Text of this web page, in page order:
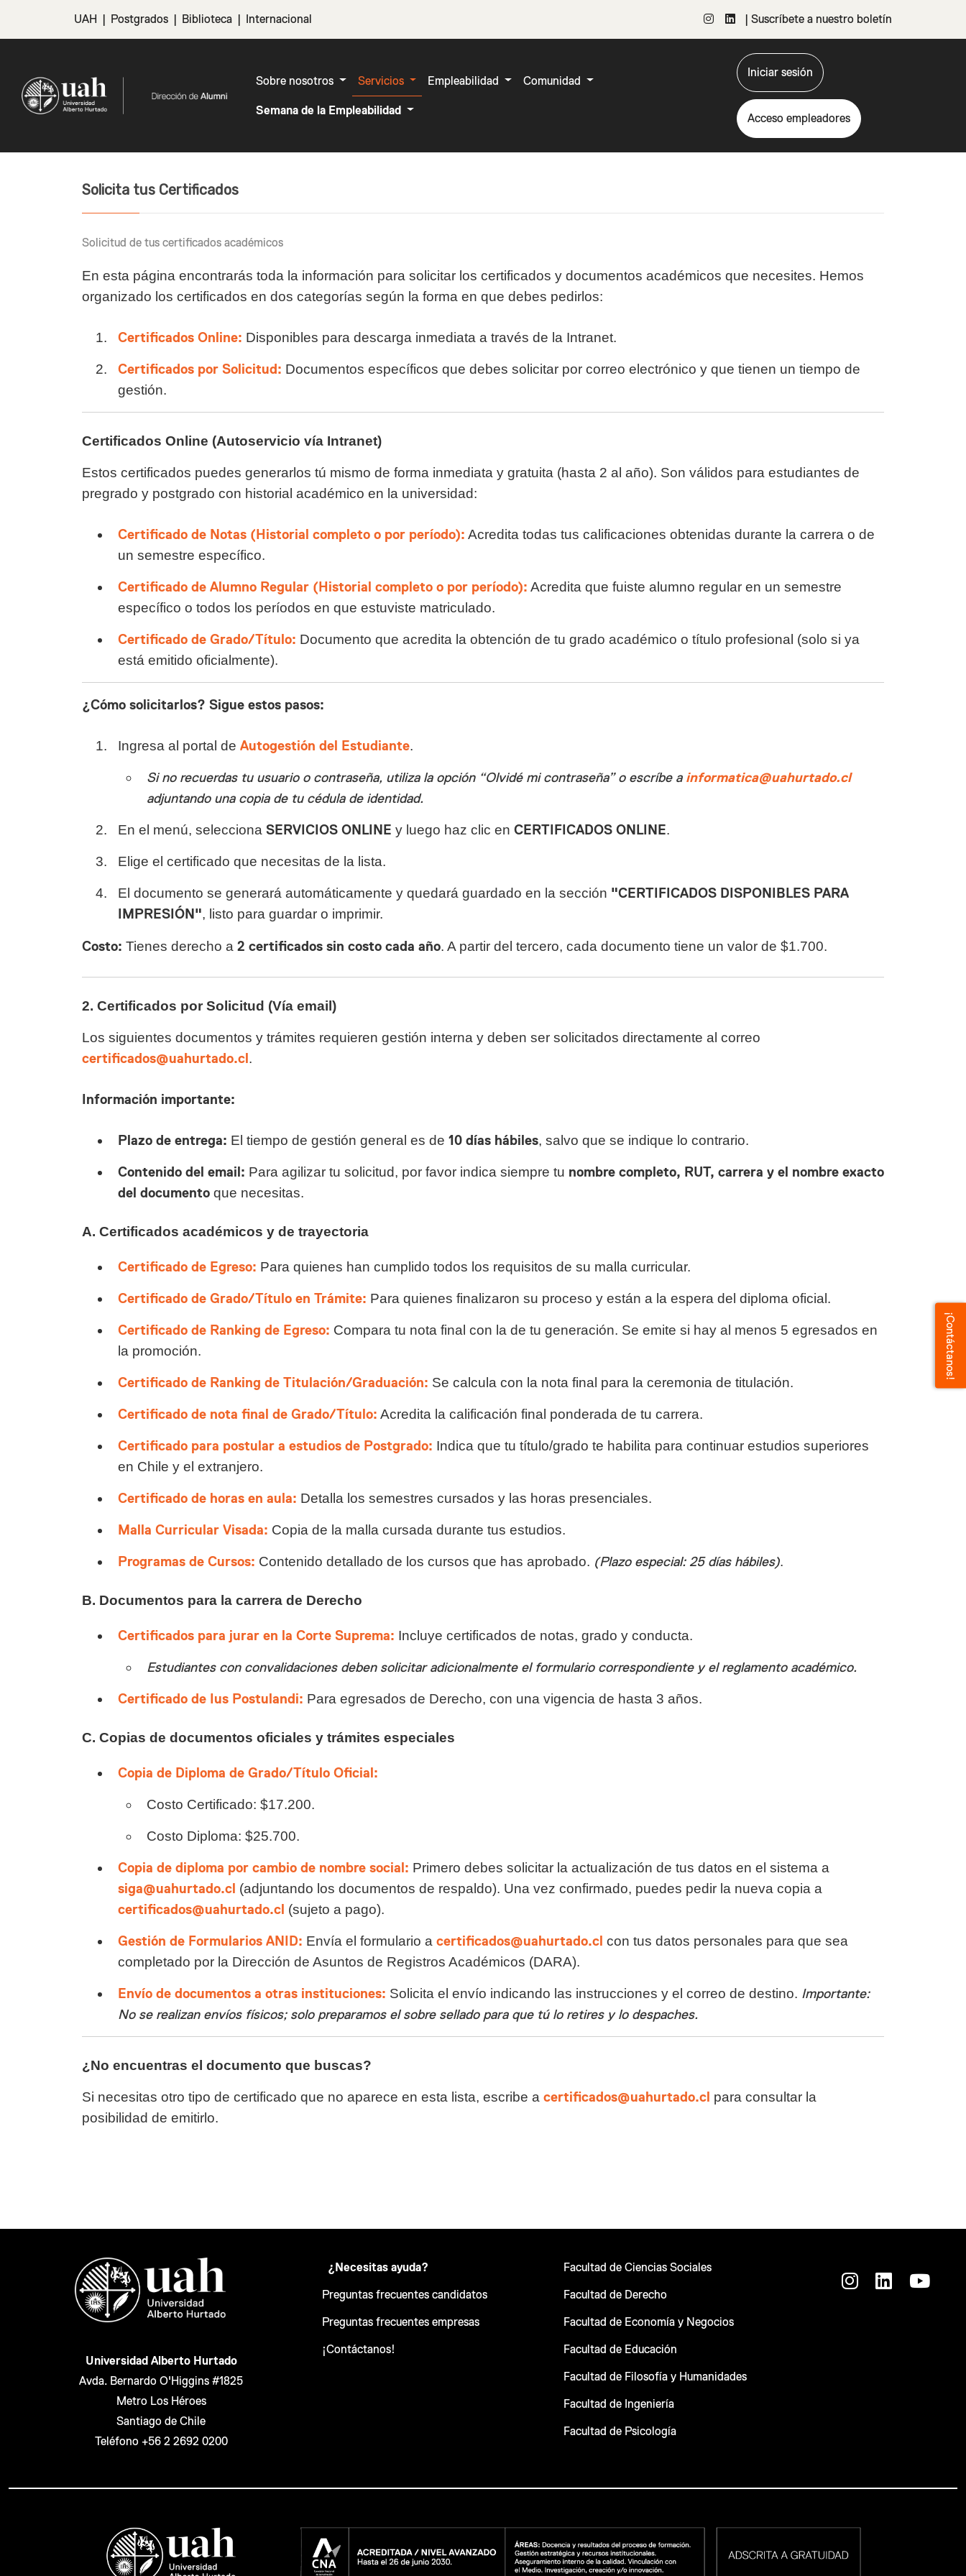
UAH Postgrados Biblioteca Internacional | Suscríbete a nuestro boletín
Sobre nosotros Servicios Empleabilidad Comunidad
Semana de la Empleabilidad
Iniciar sesión
Acceso empleadores
Solicita tus Certificados
Solicitud de tus certificados académicos
En esta página encontrarás toda la información para solicitar los certificados y documentos académicos que necesites. Hemos
organizado los certificados en dos categorías según la forma en que debes pedirlos:
Certificados Online: Disponibles para descarga inmediata a través de la Intranet.
Certificados por Solicitud: Documentos específicos que debes solicitar por correo electrónico y que tienen un tiempo de
gestión.
Certificados Online (Autoservicio vía Intranet)
Estos certificados puedes generarlos tú mismo de forma inmediata y gratuita (hasta 2 al año). Son válidos para estudiantes de
pregrado y postgrado con historial académico en la universidad:
Certificado de Notas (Historial completo o por período): Acredita todas tus calificaciones obtenidas durante la carrera o de
un semestre específico.
Certificado de Alumno Regular (Historial completo o por período): Acredita que fuiste alumno regular en un semestre
específico o todos los períodos en que estuviste matriculado.
Certificado de Grado/Título: Documento que acredita la obtención de tu grado académico o título profesional (solo si ya
está emitido oficialmente).
¿Cómo solicitarlos? Sigue estos pasos:
Ingresa al portal de Autogestión del Estudiante.
Si no recuerdas tu usuario o contraseña, utiliza la opción “Olvidé mi contraseña” o escríbe a informatica@uahurtado.cl
adjuntando una copia de tu cédula de identidad.
En el menú, selecciona SERVICIOS ONLINE y luego haz clic en CERTIFICADOS ONLINE.
Elige el certificado que necesitas de la lista.
El documento se generará automáticamente y quedará guardado en la sección "CERTIFICADOS DISPONIBLES PARA
IMPRESIÓN", listo para guardar o imprimir.
Costo: Tienes derecho a 2 certificados sin costo cada año. A partir del tercero, cada documento tiene un valor de $1.700.
2. Certificados por Solicitud (Vía email)
Los siguientes documentos y trámites requieren gestión interna y deben ser solicitados directamente al correo
certificados@uahurtado.cl .
Información importante:
Plazo de entrega: El tiempo de gestión general es de 10 días hábiles, salvo que se indique lo contrario.
Contenido del email: Para agilizar tu solicitud, por favor indica siempre tu nombre completo, RUT, carrera y el nombre exacto
del documento que necesitas.
A. Certificados académicos y de trayectoria
Certificado de Egreso: Para quienes han cumplido todos los requisitos de su malla curricular.
Certificado de Grado/Título en Trámite: Para quienes finalizaron su proceso y están a la espera del diploma oficial.
Certificado de Ranking de Egreso: Compara tu nota final con la de tu generación. Se emite si hay al menos 5 egresados en
la promoción.
Certificado de Ranking de Titulación/Graduación: Se calcula con la nota final para la ceremonia de titulación.
Certificado de nota final de Grado/Título: Acredita la calificación final ponderada de tu carrera.
Certificado para postular a estudios de Postgrado: Indica que tu título/grado te habilita para continuar estudios superiores
en Chile y el extranjero.
Certificado de horas en aula: Detalla los semestres cursados y las horas presenciales.
Malla Curricular Visada: Copia de la malla cursada durante tus estudios.
Programas de Cursos: Contenido detallado de los cursos que has aprobado. (Plazo especial: 25 días hábiles).
B. Documentos para la carrera de Derecho
Certificados para jurar en la Corte Suprema: Incluye certificados de notas, grado y conducta.
Estudiantes con convalidaciones deben solicitar adicionalmente el formulario correspondiente y el reglamento académico.
Certificado de Ius Postulandi: Para egresados de Derecho, con una vigencia de hasta 3 años.
C. Copias de documentos oficiales y trámites especiales
Copia de Diploma de Grado/Título Oficial:
Costo Certificado: $17.200.
Costo Diploma: $25.700.
Copia de diploma por cambio de nombre social: Primero debes solicitar la actualización de tus datos en el sistema a
siga@uahurtado.cl (adjuntando los documentos de respaldo). Una vez confirmado, puedes pedir la nueva copia a
certificados@uahurtado.cl (sujeto a pago).
Gestión de Formularios ANID: Envía el formulario a certificados@uahurtado.cl con tus datos personales para que sea
completado por la Dirección de Asuntos de Registros Académicos (DARA).
Envío de documentos a otras instituciones: Solicita el envío indicando las instrucciones y el correo de destino. Importante:
No se realizan envíos físicos; solo preparamos el sobre sellado para que tú lo retires y lo despaches.
¿No encuentras el documento que buscas?
Si necesitas otro tipo de certificado que no aparece en esta lista, escribe a certificados@uahurtado.cl para consultar la
posibilidad de emitirlo.
Universidad Alberto Hurtado
Avda. Bernardo O'Higgins #1825
Metro Los Héroes
Santiago de Chile
Teléfono +56 2 2692 0200
¿Necesitas ayuda?
Preguntas frecuentes candidatos
Preguntas frecuentes empresas
¡Contáctanos!
Facultad de Ciencias Sociales
Facultad de Derecho
Facultad de Economía y Negocios
Facultad de Educación
Facultad de Filosofía y Humanidades
Facultad de Ingeniería
Facultad de Psicología
¡Contáctanos!